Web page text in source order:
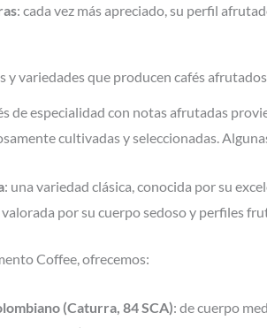
: cada vez más apreciado, su perfil
y variedades que producen cafés afrutados
de especialidad con notas afrutadas
cultivadas y seleccionadas.
: una variedad clásica, conocida por su
valorada por su cuerpo sedoso y perfiles
Coffee, ofrecemos:
(Caturra, 84 SCA): de cuerpo